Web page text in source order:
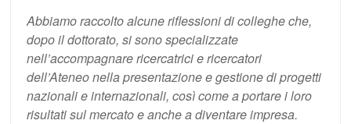
Abbiamo raccolto alcune riflessioni di colleghe che,
dopo il dottorato, si sono specializzate
nell’accompagnare ricercatrici e ricercatori
dell’Ateneo nella presentazione e gestione di progetti
nazionali e internazionali, così come a portare i loro
risultati sul mercato e anche a diventare impresa.